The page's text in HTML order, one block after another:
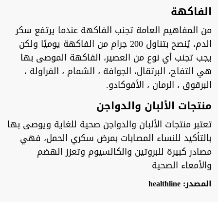
الفاكهة
من المفاهيم العامة تجنب الفاكهة عندما يرتفع سكر
الدم، يُنصح بتناول 200 جرام من الفاكهة يوميًا ولكن
يجب تجنب أي نوع من العصير، الفاكهة الموصى بها
هي التفاح، البرتقال، الجوافة ، الشمام ، الفراولة ،
البرقوق ، الرمان ، الأفوكادو.
منتجات الألبان والدواجن
تعتبر منتجات الألبان والدواجن صحية للغاية ويوصى بها
بالتأكيد للنساء المصابات بمرض سكري الحمل، فهي
مصادر كبيرة للبروتين والكالسيوم وتعزز الهضم
والأمعاء الصحية
المصدر: healthline